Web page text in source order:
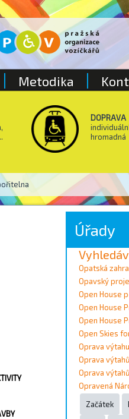
DOPRAVA
hromadná
Metodika
Úřady
Vyhledávání
Vyhledat
Kontakty
Město
Přístupnost
Vyhledat
Opatská
Opavský
Open House
Open House
Open House
Open Skies
Oprava
Oprava
Oprava
Opravená
Začátek